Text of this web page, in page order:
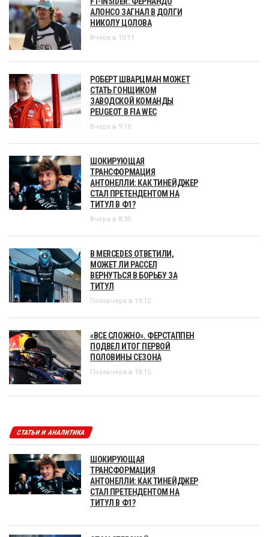
АЛОНСО ЗАГНАЛ В ДОЛГИ
НИКОЛУ ЦОЛОВА
Вчера в 10:11
РОБЕРТ ШВАРЦМАН МОЖЕТ
СТАТЬ ГОНЩИКОМ
ЗАВОДСКОЙ КОМАНДЫ
PEUGEOT В FIA WEC
Вчера в 9:10
ШОКИРУЮЩАЯ
ТРАНСФОРМАЦИЯ
АНТОНЕЛЛИ: КАК ТИНЕЙДЖЕР
СТАЛ ПРЕТЕНДЕНТОМ НА
ТИТУЛ В Ф1?
Вчера в 8:30
В MERCEDES ОТВЕТИЛИ,
МОЖЕТ ЛИ РАССЕЛ
ВЕРНУТЬСЯ В БОРЬБУ ЗА
ТИТУЛ
Позавчера в 19:12
«ВСЕ СЛОЖНО». ФЕРСТАППЕН
ПОДВЕЛ ИТОГ ПЕРВОЙ
ПОЛОВИНЫ СЕЗОНА
Позавчера в 18:15
СТАТЬИ И АНАЛИТИКА
ШОКИРУЮЩАЯ
ТРАНСФОРМАЦИЯ
АНТОНЕЛЛИ: КАК ТИНЕЙДЖЕР
СТАЛ ПРЕТЕНДЕНТОМ НА
ТИТУЛ В Ф1?